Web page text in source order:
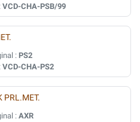
VCD-CHA-PSB/99
: PS2
VCD-CHA-PS2
PRL.MET.
: AXR